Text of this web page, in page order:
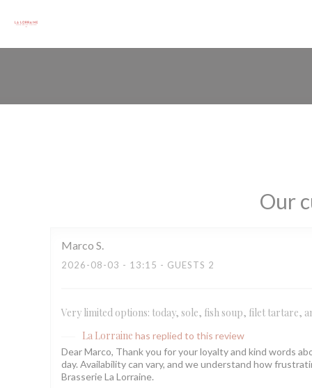
Our
Marco S
2026-08-03 - 13:15 - GUESTS 2
Very limited options: today, sole, fish soup, filet tartare,
La Lorraine has replied to this review
Dear Marco, Thank you for your loyalty and kind words
day. Availability can vary, and we understand how
Brasserie La Lorraine.